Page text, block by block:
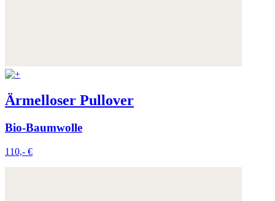
Ärmelloser Pullover
Bio-Baumwolle
110,- €